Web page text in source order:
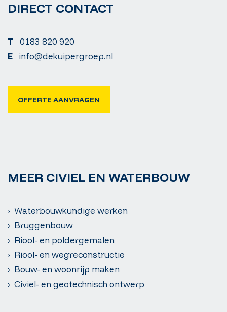
DIRECT CONTACT
T
0183 820 920
E
info@dekuipergroep.nl
OFFERTE AANVRAGEN
MEER CIVIEL EN WATERBOUW
› Waterbouwkundige werken
› Bruggenbouw
› Riool- en poldergemalen
› Riool- en wegreconstructie
› Bouw- en woonrijp maken
› Civiel- en geotechnisch ontwerp